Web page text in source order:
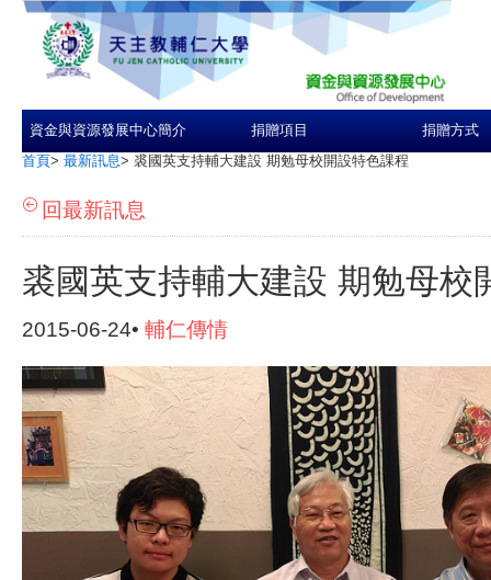
資金與資源發展中心簡介 捐贈項目 捐贈方式
首頁> 最新訊息> 裘國英支持輔大建設 期勉母校開設特色課程
回最新訊息
裘國英支持輔大建設 期勉母校
2015-06-24• 輔仁傳情